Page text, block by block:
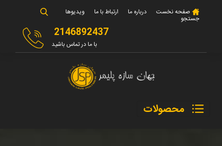
صفحه نخست درباره ما ارتباط با ما ویدیوها
جستجو
2146892437
با ما در تماس باشید
محصولات